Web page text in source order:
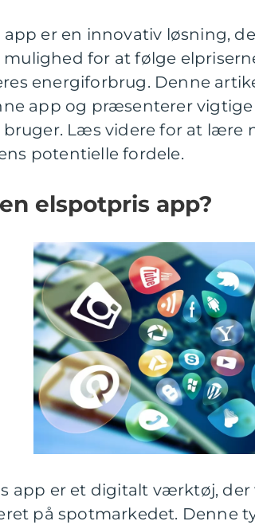
app er en innovativ løsning,
mulighed for at følge
energiforbrug. Denne
app og præsenterer
bruger. Læs videre for at lære
potentielle fordele.
elspotpris app?
app er et digitalt værktøj, der
på spotmarkedet. Denne